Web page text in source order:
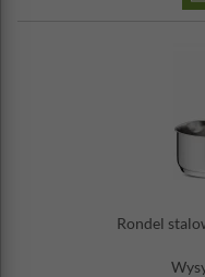
Rondel